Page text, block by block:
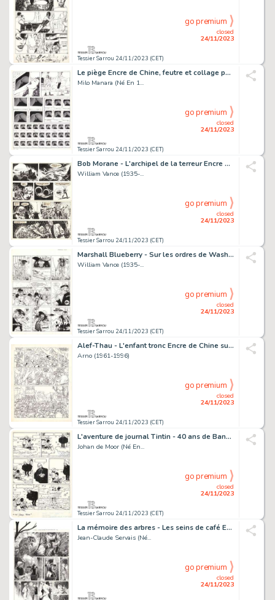
Tessier Sarrou 24/11/2023 (CET)
closed
24/11/2023
go premium
Le piège Encre de Chine, feutre et collage pour la...
Milo Manara (Né En 1...
Tessier Sarrou 24/11/2023 (CET)
closed
24/11/2023
go premium
Bob Morane - L'archipel de la terreur Encre de Chine...
William Vance (1935-...
Tessier Sarrou 24/11/2023 (CET)
closed
24/11/2023
go premium
Marshall Blueberry - Sur les ordres de Washington Encre...
William Vance (1935-...
Tessier Sarrou 24/11/2023 (CET)
closed
24/11/2023
go premium
Alef-Thau - L'enfant tronc Encre de Chine sur papier...
Arno (1961-1996)
Tessier Sarrou 24/11/2023 (CET)
closed
24/11/2023
go premium
L'aventure de journal Tintin - 40 ans de Bande Dessinée Encre...
Johan de Moor (Né En...
Tessier Sarrou 24/11/2023 (CET)
closed
24/11/2023
go premium
La mémoire des arbres - Les seins de café Encre de...
Jean-Claude Servais (Né...
closed
24/11/2023
go premium